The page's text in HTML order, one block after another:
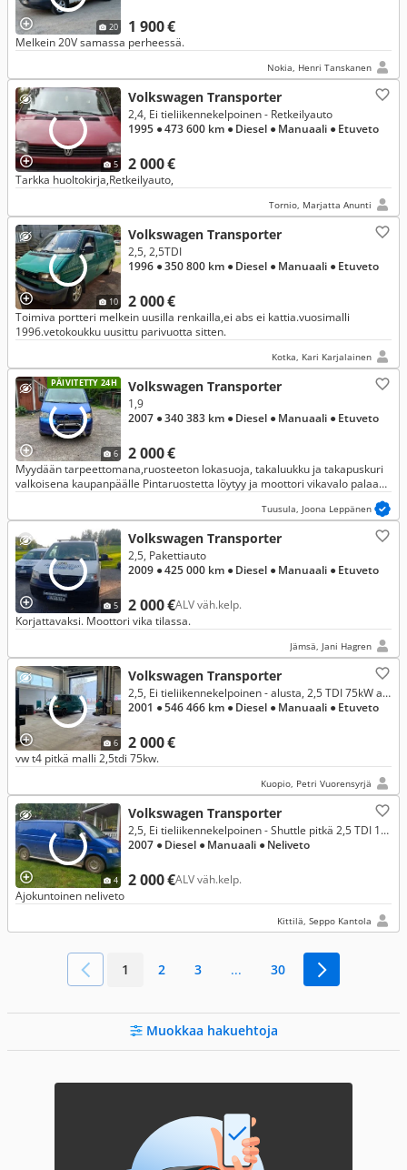
20 1 900 €
Melkein 20V samassa perheessä.
Nokia, Henri Tanskanen
5
Volkswagen Transporter
2 000 €
2,4, Ei tieliikennekelpoinen - Retkeilyauto
1995 ● 473 600 km ● Diesel ● Manuaali ● Etuveto
Tarkka huoltokirja,Retkeilyauto,
Tornio, Marjatta Anunti
10
Volkswagen Transporter
2 000 €
2,5, 2,5TDI
1996 ● 350 800 km ● Diesel ● Manuaali ● Etuveto
Toimiva portteri melkein uusilla renkailla,ei abs ei kattia.vuosimalli
1996.vetokoukku uusittu parivuotta sitten.
Kotka, Kari Karjalainen
PÄIVITETTY 24H
6
Volkswagen Transporter
2 000 €
1,9
2007 ● 340 383 km ● Diesel ● Manuaali ● Etuveto
Myydään tarpeettomana,ruosteeton lokasuoja, takaluukku ja takapuskuri
valkoisena kaupanpäälle Pintaruostetta löytyy ja moottori vikavalo palaa
Tuusula, Joona Leppänen
5
Volkswagen Transporter
2 000 €ALV väh.kelp.
2,5, Pakettiauto
2009 ● 425 000 km ● Diesel ● Manuaali ● Etuveto
Korjattavaksi. Moottori vika tilassa.
Jämsä, Jani Hagren
6
Volkswagen Transporter
2 000 €
2,5, Ei tieliikennekelpoinen - alusta, 2,5 TDI 75kW av.2920
2001 ● 546 466 km ● Diesel ● Manuaali ● Etuveto
vw t4 pitkä malli 2,5tdi 75kw.
Kuopio, Petri Vuorensyrjä
4
Volkswagen Transporter
2 000 €ALV väh.kelp.
2,5, Ei tieliikennekelpoinen - Shuttle pitkä 2,5 TDI 128 kW 4MOTION 2-3-3-0
2007 ● Diesel ● Manuaali ● Neliveto
Ajokuntoinen neliveto
Kittilä, Seppo Kantola
1 2 3 ... 30
Muokkaa hakuehtoja